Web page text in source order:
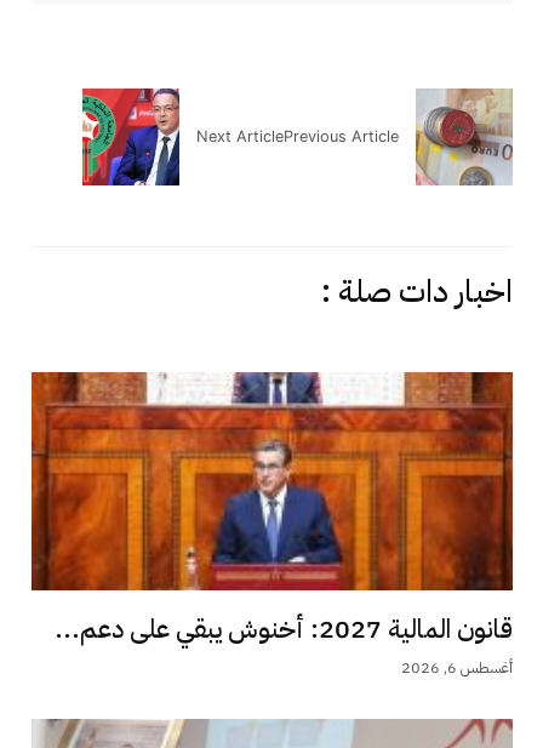
Previous Article
Next Article
اخبار دات صلة :
قانون المالية 2027: أخنوش يبقي على دعم...
أغسطس 6, 2026